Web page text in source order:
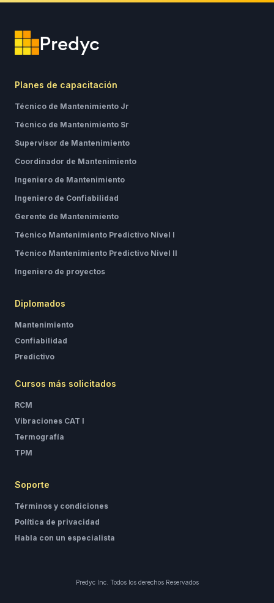
Predyc
Planes de capacitación
Técnico de Mantenimiento Jr
Técnico de Mantenimiento Sr
Supervisor de Mantenimiento
Coordinador de Mantenimiento
Ingeniero de Mantenimiento
Ingeniero de Confiabilidad
Gerente de Mantenimiento
Técnico Mantenimiento Predictivo Nivel I
Técnico Mantenimiento Predictivo Nivel II
Ingeniero de proyectos
Diplomados
Mantenimiento
Confiabilidad
Predictivo
Cursos más solicitados
RCM
Vibraciones CAT I
Termografía
TPM
Soporte
Términos y condiciones
Política de privacidad
Habla con un especialista
Predyc Inc. Todos los derechos Reservados